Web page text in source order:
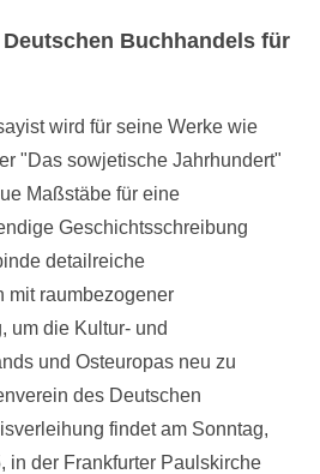
Buchhandels für
wird für seine Werke wie
"Das sowjetische Jahrhundert"
Maßstäbe für eine
Geschichtsschreibung
detailreiche
mit raumbezogener
um die Kultur- und
und Osteuropas neu zu
des Deutschen
findet am Sonntag,
in der Frankfurter Paulskirche